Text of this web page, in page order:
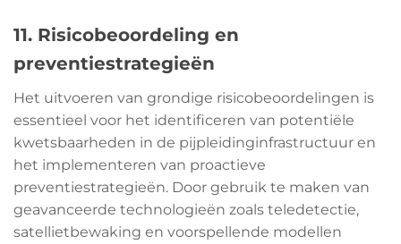
11. Risicobeoordeling en
preventiestrategieën
Het uitvoeren van grondige risicobeoordelingen is
essentieel voor het identificeren van potentiële
kwetsbaarheden in de pijpleidinginfrastructuur en
het implementeren van proactieve
preventiestrategieën. Door gebruik te maken van
geavanceerde technologieën zoals teledetectie,
satellietbewaking en voorspellende modellen